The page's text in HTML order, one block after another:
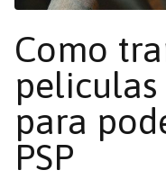
Como
para
PSP